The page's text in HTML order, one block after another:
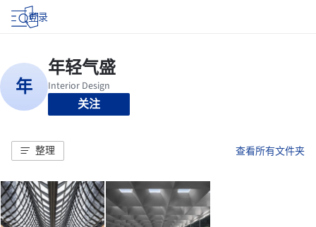
登录
关注
整理 查看所有文件夹